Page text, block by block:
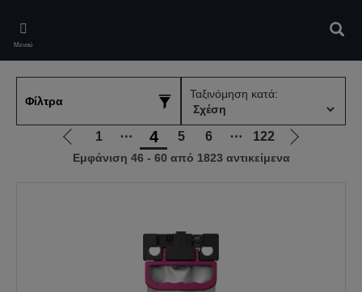
main
content
Μενού
Φίλτρα
Ταξινόμηση κατά:
Μετάβαση
στην
1 ⋯ 4 5 6 ⋯ 122
Μετάβαση
Εμφάνιση 46 - 60 από 1823 αντικείμενα